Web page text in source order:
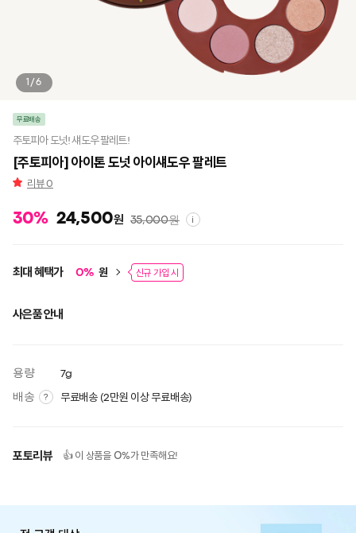
1/6
무료배송
주토피아 도넛! 섀도우 팔레트!
[주토피아] 아이톤 도넛 아이섀도우 팔레트
리뷰0
30% 24,500원 35,000원 i
최대 혜택가 0% 원 신규 가입 시
사은품 안내
용량 7g
배송 ? 무료배송 (2만원 이상 무료배송)
포토리뷰 👍 이 상품을 0%가 만족해요!